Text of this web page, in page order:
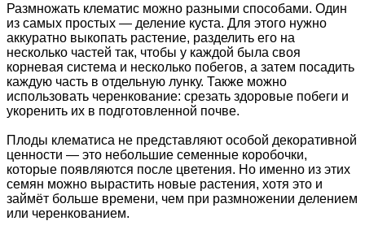
Размножать клематис можно разными способами. Один
из самых простых — деление куста. Для этого нужно
аккуратно выкопать растение, разделить его на
несколько частей так, чтобы у каждой была своя
корневая система и несколько побегов, а затем посадить
каждую часть в отдельную лунку. Также можно
использовать черенкование: срезать здоровые побеги и
укоренить их в подготовленной почве.
Плоды клематиса не представляют особой декоративной
ценности — это небольшие семенные коробочки,
которые появляются после цветения. Но именно из этих
семян можно вырастить новые растения, хотя это и
займёт больше времени, чем при размножении делением
или черенкованием.